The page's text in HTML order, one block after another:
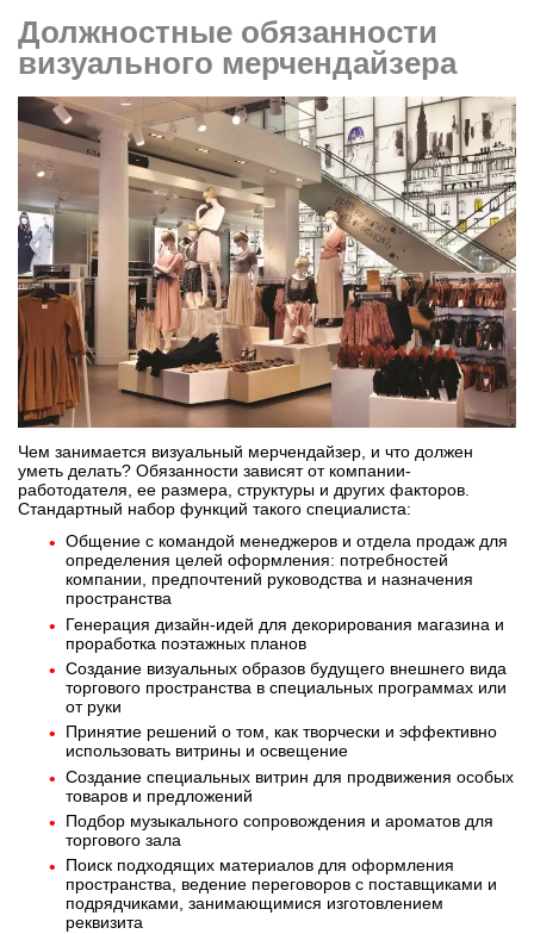
Должностные обязанности
визуального мерчендайзера
Чем занимается визуальный мерчендайзер, и что должен
уметь делать? Обязанности зависят от компании-
работодателя, ее размера, структуры и других факторов.
Стандартный набор функций такого специалиста:
Общение с командой менеджеров и отдела продаж для
определения целей оформления: потребностей
компании, предпочтений руководства и назначения
пространства
Генерация дизайн-идей для декорирования магазина и
проработка поэтажных планов
Создание визуальных образов будущего внешнего вида
торгового пространства в специальных программах или
от руки
Принятие решений о том, как творчески и эффективно
использовать витрины и освещение
Создание специальных витрин для продвижения особых
товаров и предложений
Подбор музыкального сопровождения и ароматов для
торгового зала
Поиск подходящих материалов для оформления
пространства, ведение переговоров с поставщиками и
подрядчиками, занимающимися изготовлением
реквизита